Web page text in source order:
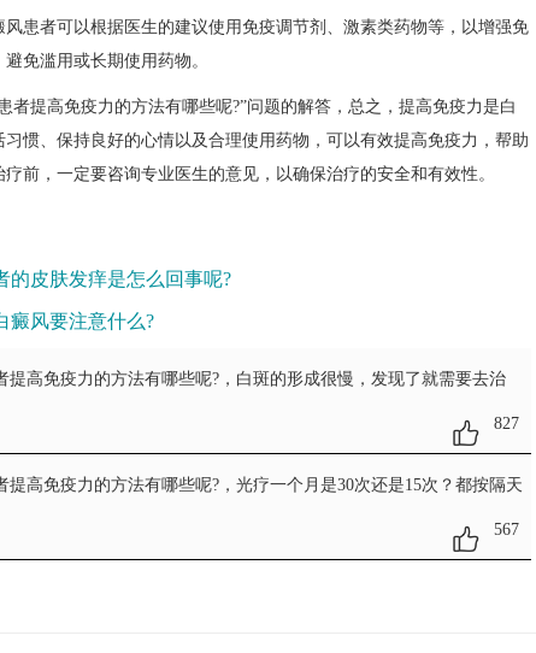
者可以根据医生的建议使用免疫调节剂、激素类药物等，以增强免
免滥用或长期使用药物。
者提高免疫力的方法有哪些呢?”问题的解答，总之，提高免疫力是白
惯、保持良好的心情以及合理使用药物，可以有效提高免疫力，帮助
前，一定要咨询专业医生的意见，以确保治疗的安全和有效性。
的皮肤发痒是怎么回事呢?
癜风要注意什么?
提高免疫力的方法有哪些呢? ，白斑的形成很慢，发现了就需要去治
827
提高免疫力的方法有哪些呢? ，光疗一个月是30次还是15次？都按隔天
567